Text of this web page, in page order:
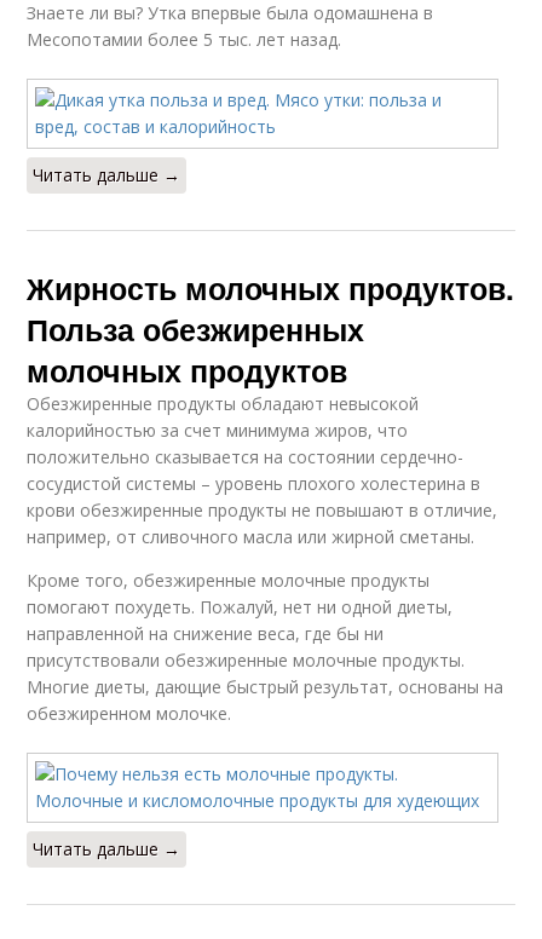
Знаете ли вы? Утка впервые была одомашнена в
Месопотамии более 5 тыс. лет назад.
Читать дальше →
Жирность молочных продуктов.
Польза обезжиренных
молочных продуктов
Обезжиренные продукты обладают невысокой
калорийностью за счет минимума жиров, что
положительно сказывается на состоянии сердечно-
сосудистой системы – уровень плохого холестерина в
крови обезжиренные продукты не повышают в отличие,
например, от сливочного масла или жирной сметаны.
Кроме того, обезжиренные молочные продукты
помогают похудеть. Пожалуй, нет ни одной диеты,
направленной на снижение веса, где бы ни
присутствовали обезжиренные молочные продукты.
Многие диеты, дающие быстрый результат, основаны на
обезжиренном молочке.
Читать дальше →